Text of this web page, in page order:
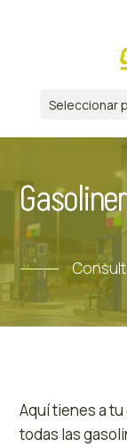
Seleccionar
Aquí tienes a
todas las